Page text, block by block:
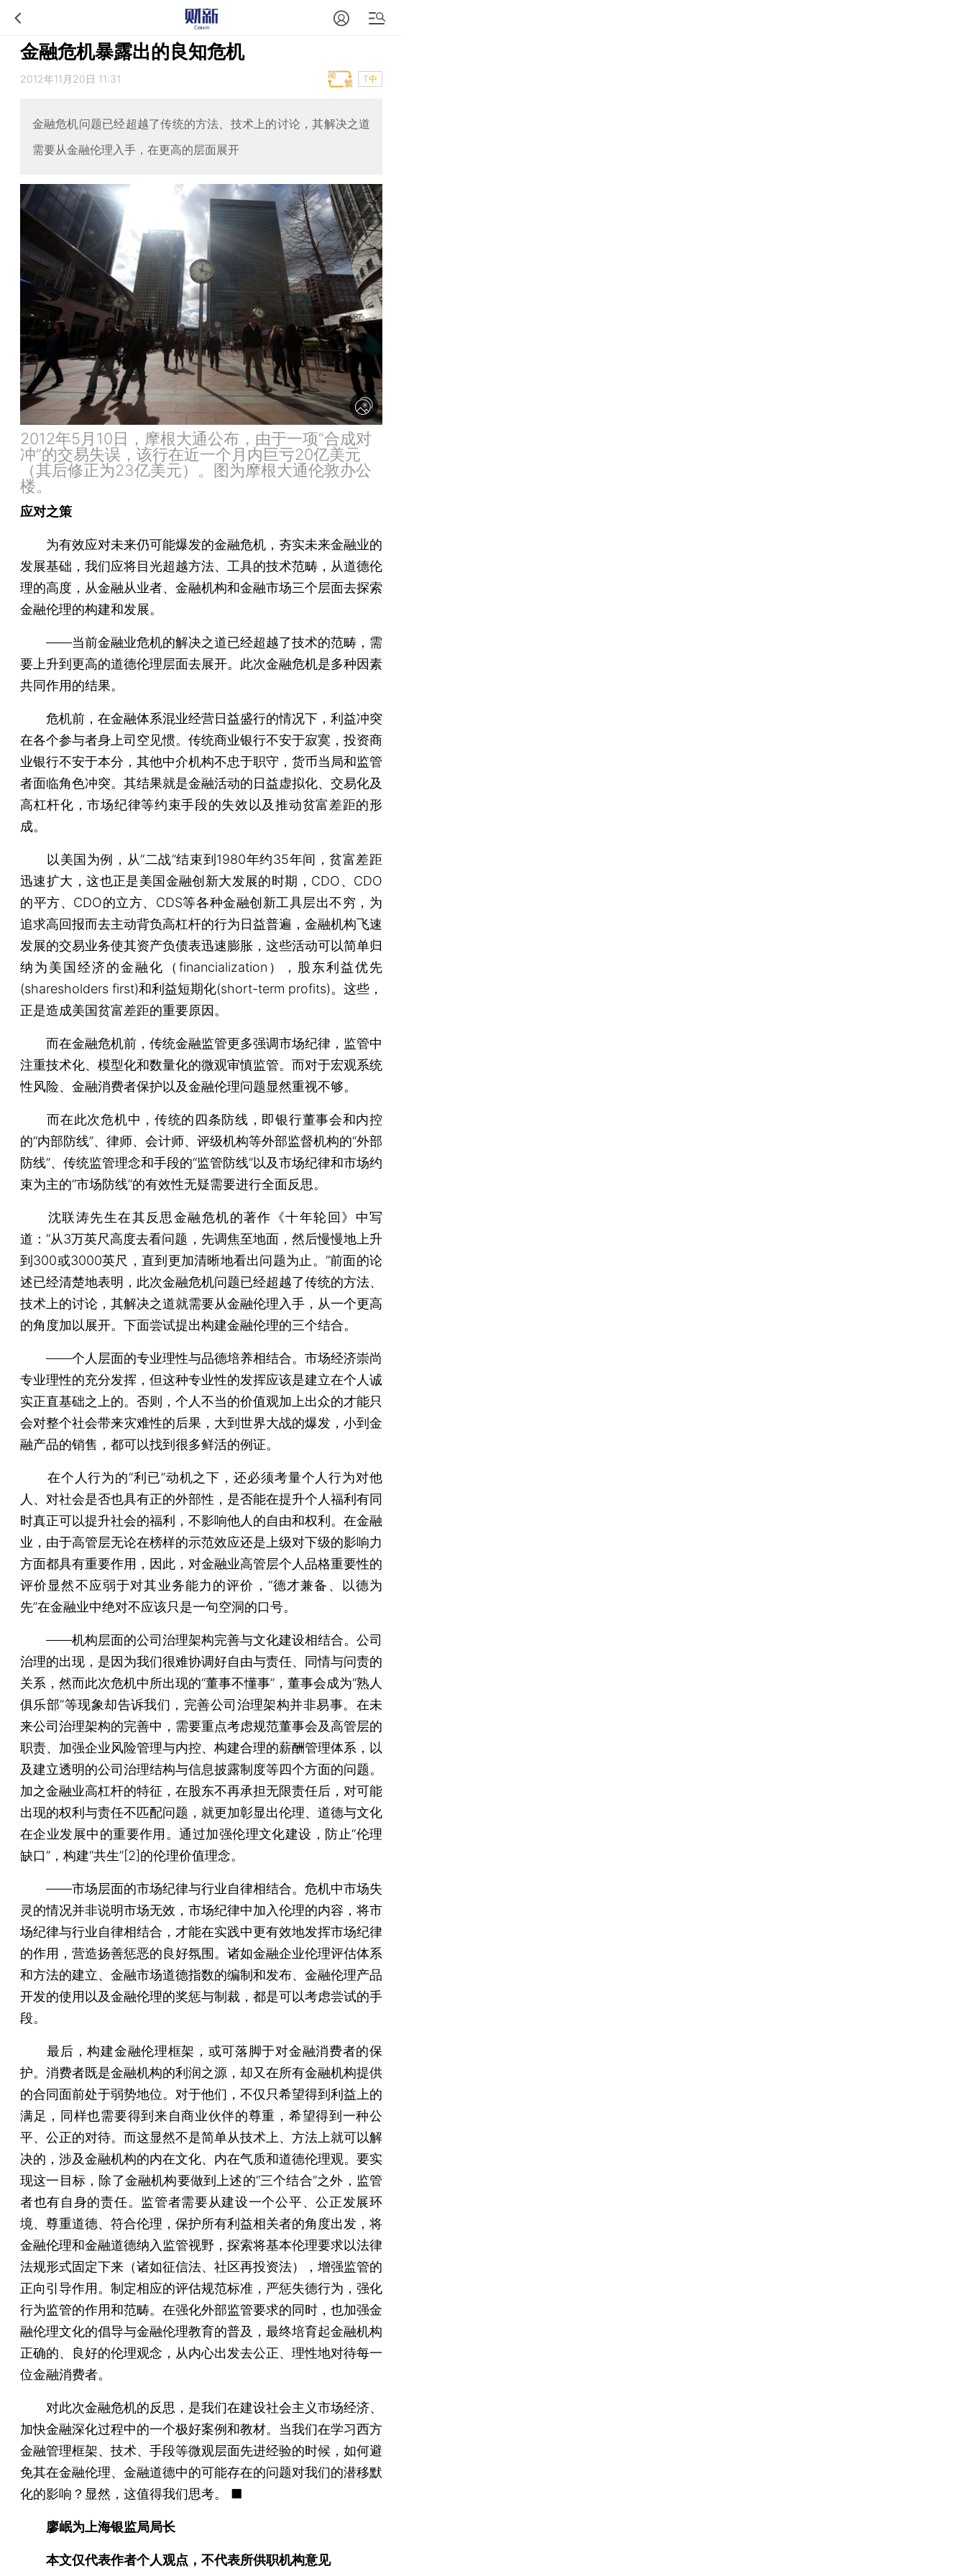
金融危机暴露出的良知危机
2012年11月20日 11:31 T中
金融危机问题已经超越了传统的方法、技术上的讨论，其解决之道
需要从金融伦理入手，在更高的层面展开
2012年5月10日，摩根大通公布，由于一项“合成对
冲”的交易失误，该行在近一个月内巨亏20亿美元
（其后修正为23亿美元）。图为摩根大通伦敦办公
楼。
应对之策
为有效应对未来仍可能爆发的金融危机，夯实未来金融业的
发展基础，我们应将目光超越方法、工具的技术范畴，从道德伦
理的高度，从金融从业者、金融机构和金融市场三个层面去探索
金融伦理的构建和发展。
——当前金融业危机的解决之道已经超越了技术的范畴，需
要上升到更高的道德伦理层面去展开。此次金融危机是多种因素
共同作用的结果。
危机前，在金融体系混业经营日益盛行的情况下，利益冲突
在各个参与者身上司空见惯。传统商业银行不安于寂寞，投资商
业银行不安于本分，其他中介机构不忠于职守，货币当局和监管
者面临角色冲突。其结果就是金融活动的日益虚拟化、交易化及
高杠杆化，市场纪律等约束手段的失效以及推动贫富差距的形
成。
以美国为例，从“二战”结束到1980年约35年间，贫富差距
迅速扩大，这也正是美国金融创新大发展的时期，CDO、CDO
的平方、CDO的立方、CDS等各种金融创新工具层出不穷，为
追求高回报而去主动背负高杠杆的行为日益普遍，金融机构飞速
发展的交易业务使其资产负债表迅速膨胀，这些活动可以简单归
纳为美国经济的金融化（financialization），股东利益优先
(sharesholders first)和利益短期化(short-term profits)。这些，
正是造成美国贫富差距的重要原因。
而在金融危机前，传统金融监管更多强调市场纪律，监管中
注重技术化、模型化和数量化的微观审慎监管。而对于宏观系统
性风险、金融消费者保护以及金融伦理问题显然重视不够。
而在此次危机中，传统的四条防线，即银行董事会和内控
的“内部防线”、律师、会计师、评级机构等外部监督机构的“外部
防线”、传统监管理念和手段的“监管防线”以及市场纪律和市场约
束为主的“市场防线”的有效性无疑需要进行全面反思。
沈联涛先生在其反思金融危机的著作《十年轮回》中写
道：“从3万英尺高度去看问题，先调焦至地面，然后慢慢地上升
到300或3000英尺，直到更加清晰地看出问题为止。”前面的论
述已经清楚地表明，此次金融危机问题已经超越了传统的方法、
技术上的讨论，其解决之道就需要从金融伦理入手，从一个更高
的角度加以展开。下面尝试提出构建金融伦理的三个结合。
——个人层面的专业理性与品德培养相结合。市场经济崇尚
专业理性的充分发挥，但这种专业性的发挥应该是建立在个人诚
实正直基础之上的。否则，个人不当的价值观加上出众的才能只
会对整个社会带来灾难性的后果，大到世界大战的爆发，小到金
融产品的销售，都可以找到很多鲜活的例证。
在个人行为的“利已”动机之下，还必须考量个人行为对他
人、对社会是否也具有正的外部性，是否能在提升个人福利有同
时真正可以提升社会的福利，不影响他人的自由和权利。在金融
业，由于高管层无论在榜样的示范效应还是上级对下级的影响力
方面都具有重要作用，因此，对金融业高管层个人品格重要性的
评价显然不应弱于对其业务能力的评价，“德才兼备、以德为
先”在金融业中绝对不应该只是一句空洞的口号。
——机构层面的公司治理架构完善与文化建设相结合。公司
治理的出现，是因为我们很难协调好自由与责任、同情与问责的
关系，然而此次危机中所出现的“董事不懂事”，董事会成为“熟人
俱乐部”等现象却告诉我们，完善公司治理架构并非易事。在未
来公司治理架构的完善中，需要重点考虑规范董事会及高管层的
职责、加强企业风险管理与内控、构建合理的薪酬管理体系，以
及建立透明的公司治理结构与信息披露制度等四个方面的问题。
加之金融业高杠杆的特征，在股东不再承担无限责任后，对可能
出现的权利与责任不匹配问题，就更加彰显出伦理、道德与文化
在企业发展中的重要作用。通过加强伦理文化建设，防止“伦理
缺口”，构建“共生”[2]的伦理价值理念。
——市场层面的市场纪律与行业自律相结合。危机中市场失
灵的情况并非说明市场无效，市场纪律中加入伦理的内容，将市
场纪律与行业自律相结合，才能在实践中更有效地发挥市场纪律
的作用，营造扬善惩恶的良好氛围。诸如金融企业伦理评估体系
和方法的建立、金融市场道德指数的编制和发布、金融伦理产品
开发的使用以及金融伦理的奖惩与制裁，都是可以考虑尝试的手
段。
最后，构建金融伦理框架，或可落脚于对金融消费者的保
护。消费者既是金融机构的利润之源，却又在所有金融机构提供
的合同面前处于弱势地位。对于他们，不仅只希望得到利益上的
满足，同样也需要得到来自商业伙伴的尊重，希望得到一种公
平、公正的对待。而这显然不是简单从技术上、方法上就可以解
决的，涉及金融机构的内在文化、内在气质和道德伦理观。要实
现这一目标，除了金融机构要做到上述的“三个结合”之外，监管
者也有自身的责任。监管者需要从建设一个公平、公正发展环
境、尊重道德、符合伦理，保护所有利益相关者的角度出发，将
金融伦理和金融道德纳入监管视野，探索将基本伦理要求以法律
法规形式固定下来（诸如征信法、社区再投资法），增强监管的
正向引导作用。制定相应的评估规范标准，严惩失德行为，强化
行为监管的作用和范畴。在强化外部监管要求的同时，也加强金
融伦理文化的倡导与金融伦理教育的普及，最终培育起金融机构
正确的、良好的伦理观念，从内心出发去公正、理性地对待每一
位金融消费者。
对此次金融危机的反思，是我们在建设社会主义市场经济、
加快金融深化过程中的一个极好案例和教材。当我们在学习西方
金融管理框架、技术、手段等微观层面先进经验的时候，如何避
免其在金融伦理、金融道德中的可能存在的问题对我们的潜移默
化的影响？显然，这值得我们思考。 ■
廖岷为上海银监局局长
本文仅代表作者个人观点，不代表所供职机构意见